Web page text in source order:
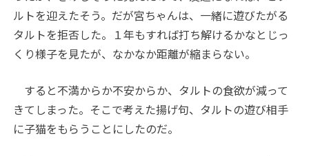
ルトを迎えたそう。だが宮ちゃんは、一緒に遊びたがる
タルトを拒否した。１年もすれば打ち解けるかなとじっ
くり様子を見たが、なかなか距離が縮まらない。
すると不満からか不安からか、タルトの食欲が減って
きてしまった。そこで考えた揚げ句、タルトの遊び相手
に子猫をもらうことにしたのだ。